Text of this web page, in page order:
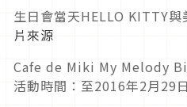
生日會當天HELLO KITTY與
片來源
Cafe de Miki My Melody
活動時間：至2016年2月29日